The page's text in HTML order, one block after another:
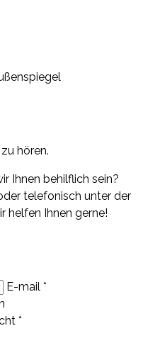
hören.
Ihnen behilflich sein?
telefonisch unter der
helfen Ihnen gerne!
E-mail *
*